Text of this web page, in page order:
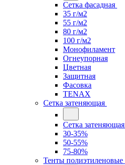
Сетка фасадная
35 г/м2
55 г/м2
80 г/м2
100 г/м2
Монофиламент
Огнеупорная
Цветная
Защитная
Фасовка
TENAX
Сетка затеняющая
Сетка затеняющая
30-35%
50-55%
75-80%
Тенты полиэтиленовые